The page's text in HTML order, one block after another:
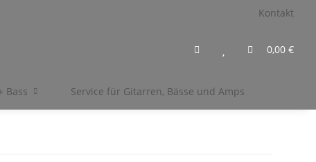
Kontakt
0,00 €
Bass Service für Gitarren, Bässe und Amps